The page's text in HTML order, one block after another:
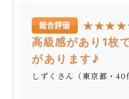
高級感があり1枚
があります♪
しずくさん（東京都・40